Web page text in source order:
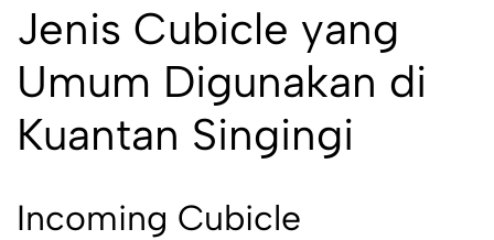
Jenis Cubicle yang
Umum Digunakan di
Kuantan Singingi
Incoming Cubicle